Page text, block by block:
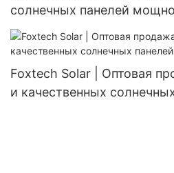
солнечных панелей
Foxtech Solar
Foxtech Solar | Оптовая
и качественных